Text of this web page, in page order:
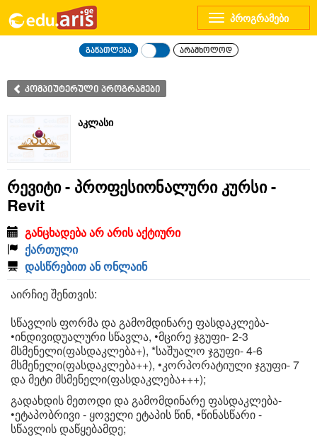
Toggle
navigation
განათლება არამხოლოდ
კომპიუტერული პროგრამები
აკლასი
რევიტი - პროფესიონალური კურსი -
Revit
განცხადება არ არის აქტიური
ქართული
დასწრებით ან ონლაინ
აირჩიე შენთვის:
სწავლის ფორმა და გამომდინარე ფასდაკლება-
•ინდივიდუალური სწავლა, •მცირე ჯგუფი- 2-3
მსმენელი(ფასდაკლება+), *საშუალო ჯგუფი- 4-6
მსმენელი(ფასდაკლება++), •კორპორატიული ჯგუფი- 7
და მეტი მსმენელი(ფასდაკლება+++);
გადახდის მეთოდი და გამომდინარე ფასდაკლება-
•ეტაპობრივი - ყოველი ეტაპის წინ, •წინასწარი -
სწავლის დაწყებამდე;